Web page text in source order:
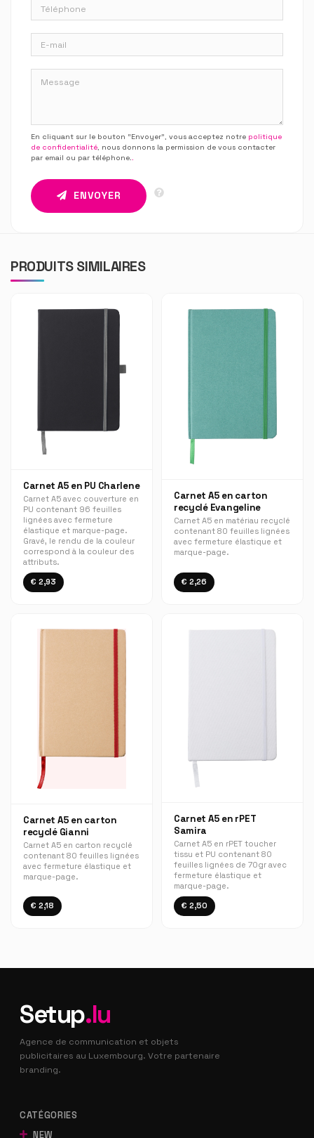
En cliquant sur le bouton “Envoyer”, vous acceptez notre politique
de confidentialité, nous donnons la permission de vous contacter
par email ou par téléphone..
ENVOYER
PRODUITS SIMILAIRES
Carnet A5 en PU Charlene
Carnet A5 avec couverture en
PU contenant 96 feuilles
lignées avec fermeture
élastique et marque-page.
Gravé, le rendu de la couleur
correspond à la couleur des
attributs.
€ 2,93
Carnet A5 en carton
recyclé Evangeline
Carnet A5 en matériau recyclé
contenant 80 feuilles lignées
avec fermeture élastique et
marque-page.
€ 2,26
Carnet A5 en carton
recyclé Gianni
Carnet A5 en carton recyclé
contenant 80 feuilles lignées
avec fermeture élastique et
marque-page.
€ 2,18
Carnet A5 en rPET
Samira
Carnet A5 en rPET toucher
tissu et PU contenant 80
feuilles lignées de 70gr avec
fermeture élastique et
marque-page.
€ 2,50
Setup.lu
Agence de communication et objets
publicitaires au Luxembourg. Votre partenaire
branding.
CATÉGORIES
NEW